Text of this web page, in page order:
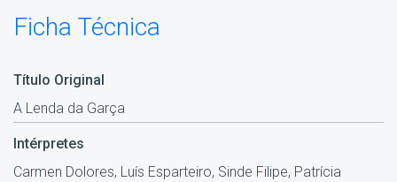
Ficha Técnica
Título Original
A Lenda da Garça
Intérpretes
Carmen Dolores, Luís Esparteiro, Sinde Filipe, Patrícia